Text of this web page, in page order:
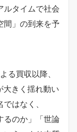
ルタイムで社会
間」の到来を予
る買収以降、
きく揺れ動い
はなく、
るのか」「世論